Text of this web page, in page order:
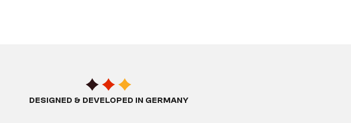
DESIGNED & DEVELOPED IN GERMANY